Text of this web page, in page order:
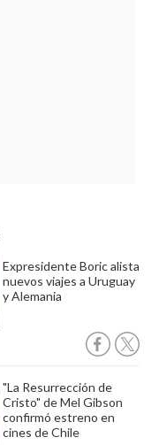
Expresidente Boric alista
nuevos viajes a Uruguay
y Alemania
"La Resurrección de
Cristo" de Mel Gibson
confirmó estreno en
cines de Chile